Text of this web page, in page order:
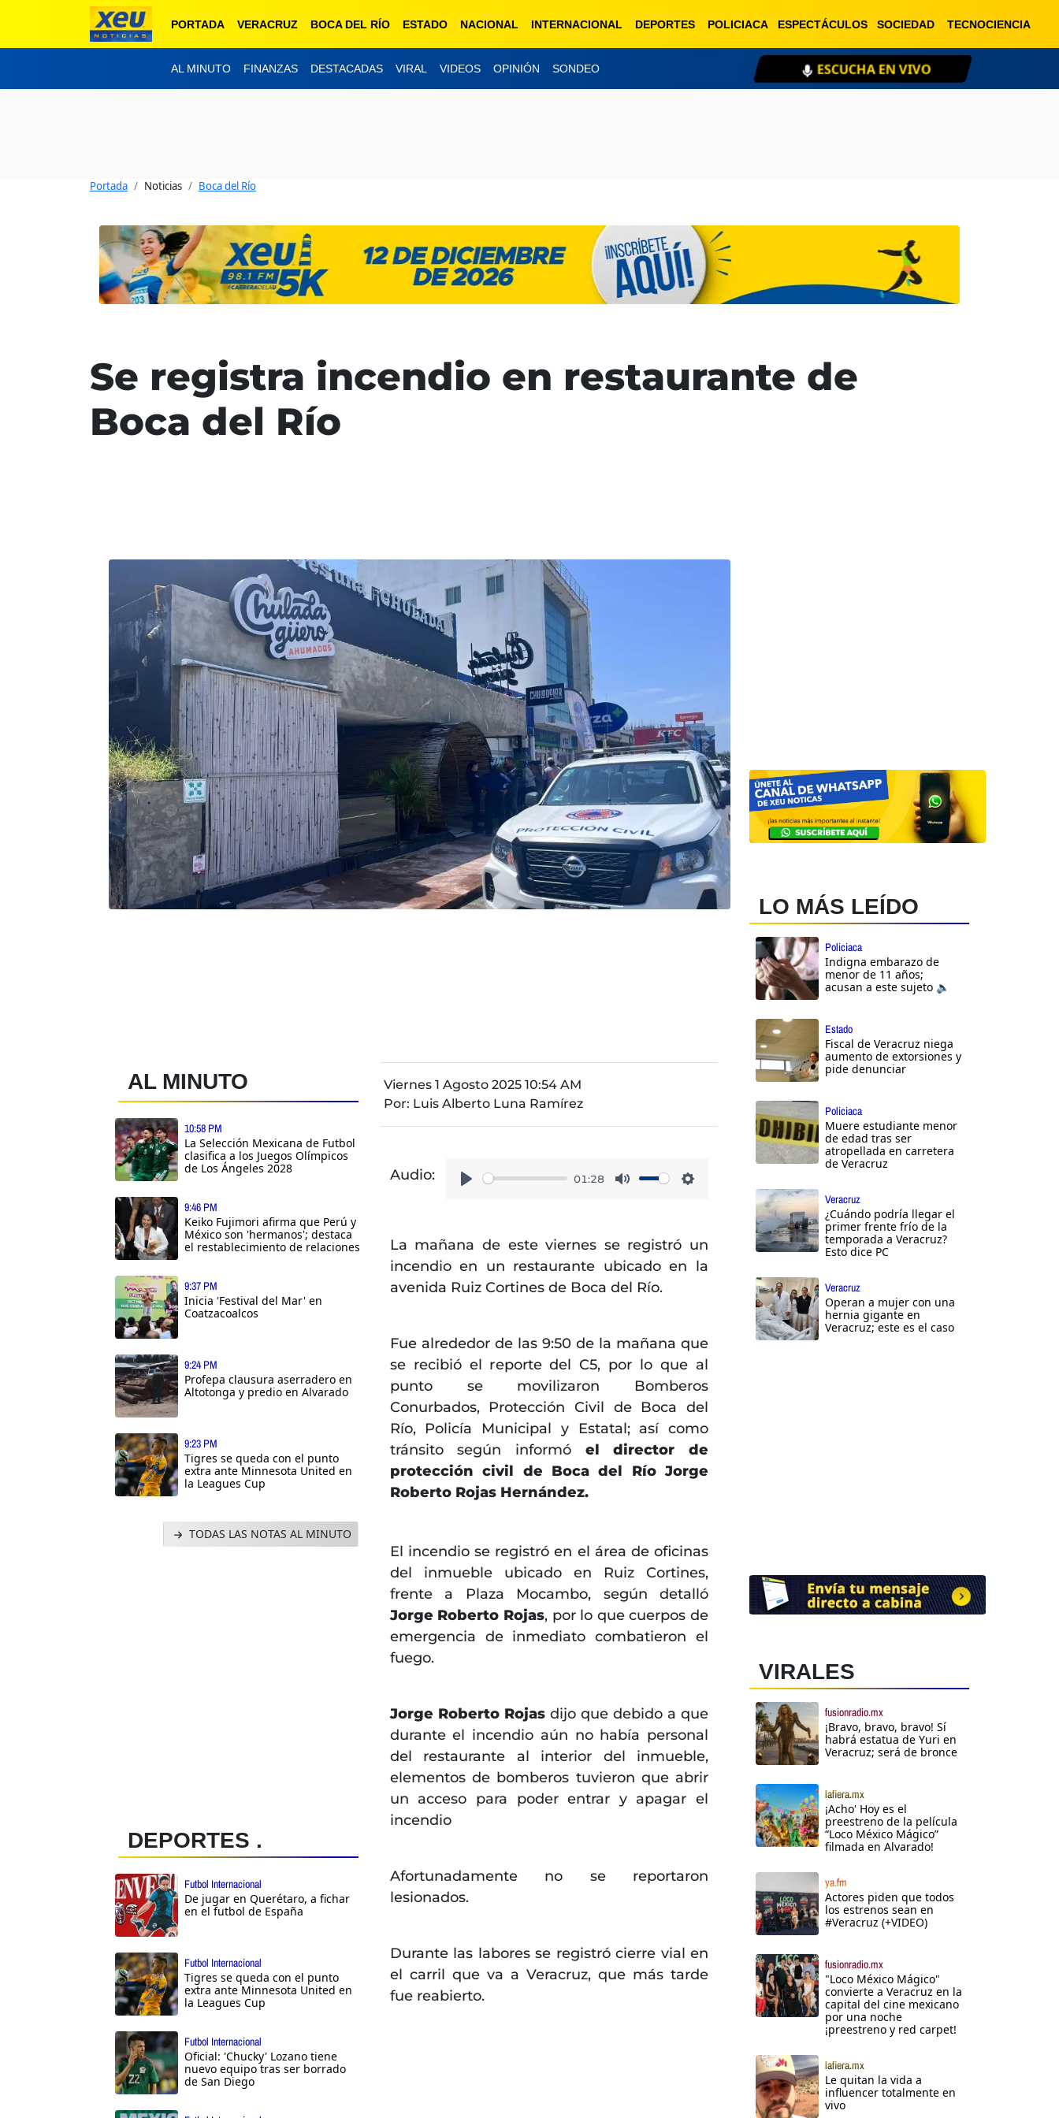
PORTADA VERACRUZ BOCA DEL RÍO ESTADO NACIONAL INTERNACIONAL DEPORTES POLICIACA ESPECTÁCULOS SOCIEDAD TECNOCIENCIA
AL MINUTO FINANZAS DESTACADAS VIRAL VIDEOS OPINIÓN SONDEO ESCUCHA EN VIVO
Portada Noticias Boca del Río
Se registra incendio en restaurante de
Boca del Río
AL MINUTO
10:58 PM
La Selección Mexicana de Futbol
clasifica a los Juegos Olímpicos
de Los Ángeles 2028
9:46 PM
Keiko Fujimori afirma que Perú y
México son 'hermanos'; destaca
el restablecimiento de relaciones
9:37 PM
Inicia 'Festival del Mar' en
Coatzacoalcos
9:24 PM
Profepa clausura aserradero en
Altotonga y predio en Alvarado
9:23 PM
Tigres se queda con el punto
extra ante Minnesota United en
la Leagues Cup
TODAS LAS NOTAS AL MINUTO
DEPORTES .
Futbol Internacional
De jugar en Querétaro, a fichar
en el futbol de España
Futbol Internacional
Tigres se queda con el punto
extra ante Minnesota United en
la Leagues Cup
Futbol Internacional
Oficial: 'Chucky' Lozano tiene
nuevo equipo tras ser borrado
de San Diego
Viernes 1 Agosto 2025 10:54 AM
Por: Luis Alberto Luna Ramírez
Audio:
01:28
La mañana de este viernes se registró un
incendio en un restaurante ubicado en la
avenida Ruiz Cortines de Boca del Río.
Fue alrededor de las 9:50 de la mañana que
se recibió el reporte del C5, por lo que al
punto se movilizaron Bomberos
Conurbados, Protección Civil de Boca del
Río, Policía Municipal y Estatal; así como
tránsito según informó el director de
protección civil de Boca del Río Jorge
Roberto Rojas Hernández.
El incendio se registró en el área de oficinas
del inmueble ubicado en Ruiz Cortines,
frente a Plaza Mocambo, según detalló
Jorge Roberto Rojas, por lo que cuerpos de
emergencia de inmediato combatieron el
fuego.
Jorge Roberto Rojas dijo que debido a que
durante el incendio aún no había personal
del restaurante al interior del inmueble,
elementos de bomberos tuvieron que abrir
un acceso para poder entrar y apagar el
incendio
Afortunadamente no se reportaron
lesionados.
Durante las labores se registró cierre vial en
el carril que va a Veracruz, que más tarde
fue reabierto.
LO MÁS LEÍDO
Policiaca
Indigna embarazo de
menor de 11 años;
acusan a este sujeto 🔈
Estado
Fiscal de Veracruz niega
aumento de extorsiones y
pide denunciar
Policiaca
Muere estudiante menor
de edad tras ser
atropellada en carretera
de Veracruz
Veracruz
¿Cuándo podría llegar el
primer frente frío de la
temporada a Veracruz?
Esto dice PC
Veracruz
Operan a mujer con una
hernia gigante en
Veracruz; este es el caso
VIRALES
fusionradio.mx
¡Bravo, bravo, bravo! Sí
habrá estatua de Yuri en
Veracruz; será de bronce
lafiera.mx
¡Acho' Hoy es el
preestreno de la película
“Loco México Mágico”
filmada en Alvarado!
ya.fm
Actores piden que todos
los estrenos sean en
#Veracruz (+VIDEO)
fusionradio.mx
"Loco México Mágico"
convierte a Veracruz en la
capital del cine mexicano
por una noche
¡preestreno y red carpet!
lafiera.mx
Le quitan la vida a
influencer totalmente en
vivo